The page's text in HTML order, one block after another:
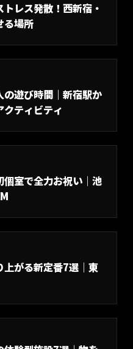
トレス発散！西新宿・
る場所
の遊び時間｜新宿駅か
クティビティ
室で全力お祝い｜池
上がる新定番7選｜東